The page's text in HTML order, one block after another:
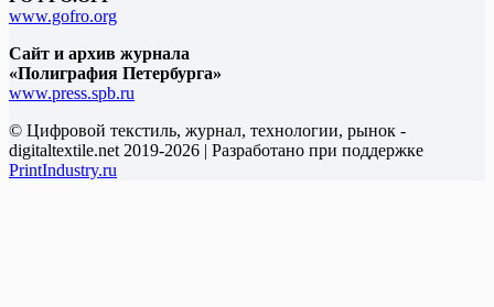
www.gofro.org
Сайт и архив журнала
«Полиграфия Петербурга»
www.press.spb.ru
© Цифровой текстиль, журнал, технологии, рынок -
digitaltextile.net 2019-2026 | Разработано при поддержке
PrintIndustry.ru